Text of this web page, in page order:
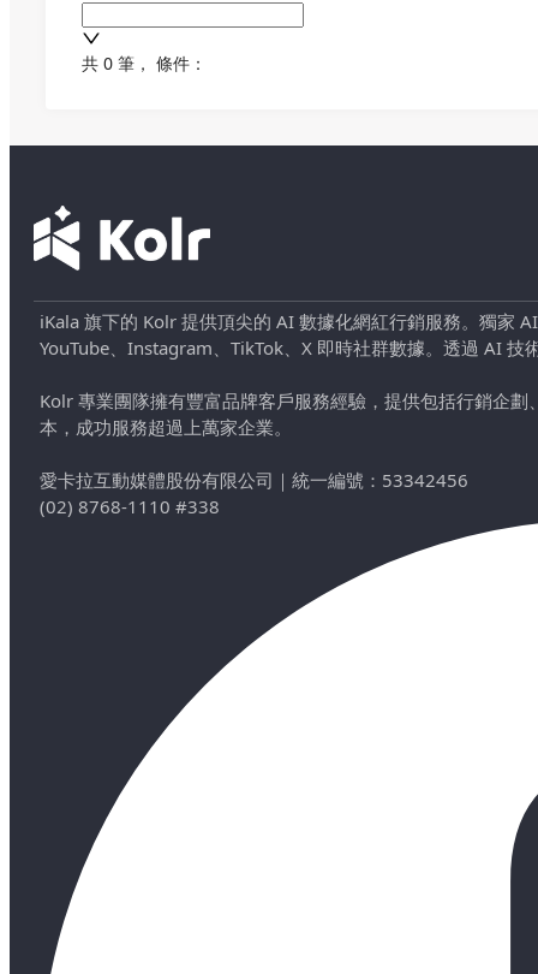
共 0 筆 ， 條件：
iKala 旗下的 Kolr 提供頂尖的 AI 數據化網紅行銷服務。獨家
YouTube、Instagram、TikTok、X 即時社群數據。透過 AI
Kolr 專業團隊擁有豐富品牌客戶服務經驗，提供包括行銷企
本，成功服務超過上萬家企業。
愛卡拉互動媒體股份有限公司 ｜ 統一編號：53342456
(02) 8768-1110 #338